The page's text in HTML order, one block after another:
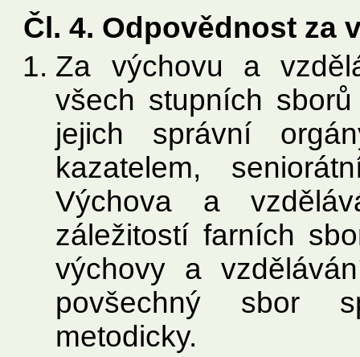
Čl. 4. Odpovědnost za
Za výchovu a
všech stupních
jejich správní
kazatelem,
Výchova a
záležitostí farních
výchovy a
povšechný sbor
metodicky.